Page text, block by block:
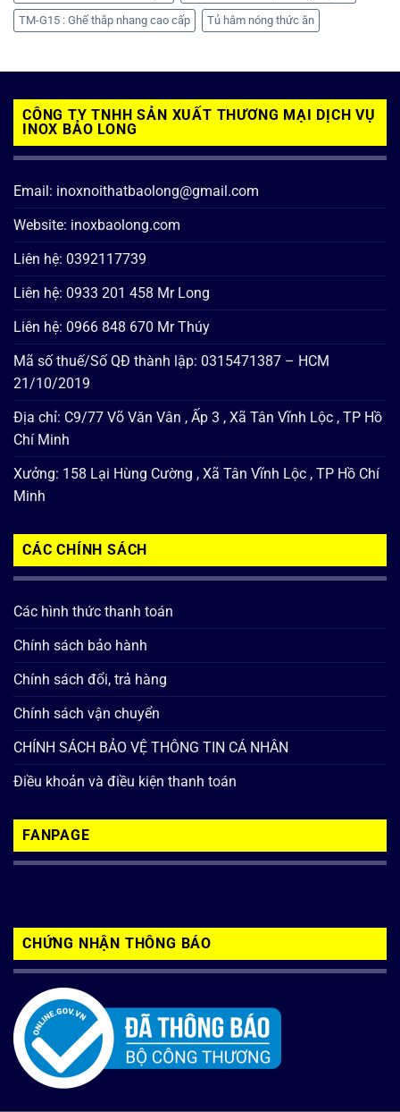
TM-G15 : Ghế thắp nhang cao cấp Tủ hâm nóng thức ăn
CÔNG TY TNHH SẢN XUẤT THƯƠNG MẠI DỊCH VỤ
INOX BẢO LONG
Email: inoxnoithatbaolong@gmail.com
Website: inoxbaolong.com
Liên hệ: 0392117739
Liên hệ: 0933 201 458 Mr Long
Liên hệ: 0966 848 670 Mr Thúy
Mã số thuế/Số QĐ thành lập: 0315471387 – HCM
21/10/2019
Địa chỉ: C9/77 Võ Văn Vân , Ấp 3 , Xã Tân Vĩnh Lộc , TP Hồ
Chí Minh
Xưởng: 158 Lại Hùng Cường , Xã Tân Vĩnh Lộc , TP Hồ Chí
Minh
CÁC CHÍNH SÁCH
Các hình thức thanh toán
Chính sách bảo hành
Chính sách đổi, trả hàng
Chính sách vận chuyển
CHÍNH SÁCH BẢO VỆ THÔNG TIN CÁ NHÂN
Điều khoản và điều kiện thanh toán
FANPAGE
CHỨNG NHẬN THÔNG BÁO